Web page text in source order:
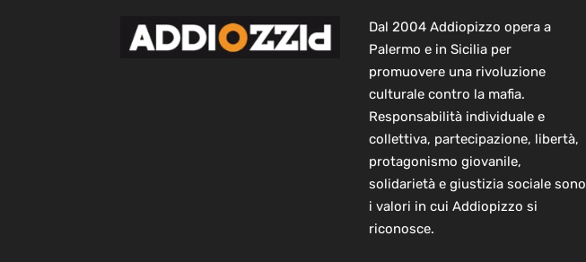
Dal 2004 Addiopizzo opera a
Palermo e in Sicilia per
promuovere una rivoluzione
culturale contro la mafia.
Responsabilità individuale e
collettiva, partecipazione, libertà,
protagonismo giovanile,
solidarietà e giustizia sociale sono
i valori in cui Addiopizzo si
riconosce.